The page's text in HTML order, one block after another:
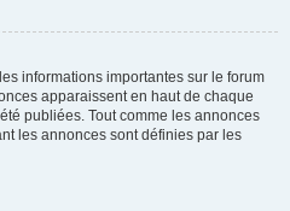
informations importantes sur le forum
apparaissent en haut de chaque
publiées. Tout comme les annonces
les annonces sont définies par les